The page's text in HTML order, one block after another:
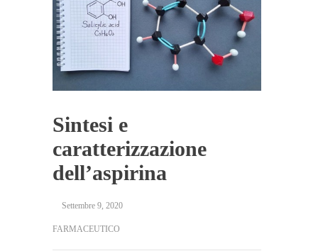
Sintesi e
caratterizzazione
dell’aspirina
Settembre 9, 2020
FARMACEUTICO